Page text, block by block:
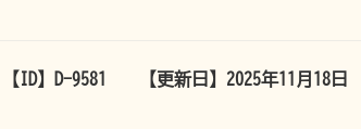
【ID】 D-9581 【更新日】 2025年11月18日